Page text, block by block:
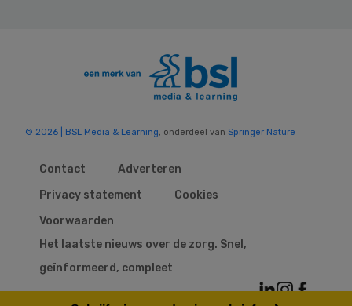
© 2026 | BSL Media & Learning , onderdeel van Springer Nature
Contact
Adverteren
Privacy statement
Cookies
Voorwaarden
Het laatste nieuws over de zorg. Snel,
geïnformeerd, compleet